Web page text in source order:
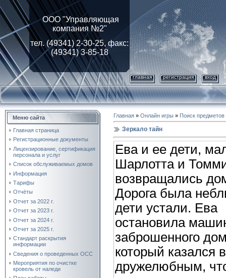
ООО "Управляющая
компания №2"
тел. (49341) 2-30-25, факс:
(49341) 3-85-18
главная регистрация вход
Меню сайта
Главная страница
Регистрационные документы
Лицензирование, cертификация
персонала и услуг
Список обслуживаемых домов
Информация
Тарифы
Отчёты
Отчет за 2022 г.
Отчет за 2023 г.
Отчет за 2024 г.
Отчет за 2025 г.
Стандарт раскрытия
информации
Сведения о проведенных ОСС
Мероприятия по очистке
кровель от наледи
Главная » Онлайн игры » Поиск предметов
Зеркало тайн
Ева и ее дети,
Шарлотта и
возвращались
Дорога была
дети устали. Ева
остановила
заброшенного
который казался
дружелюбным,